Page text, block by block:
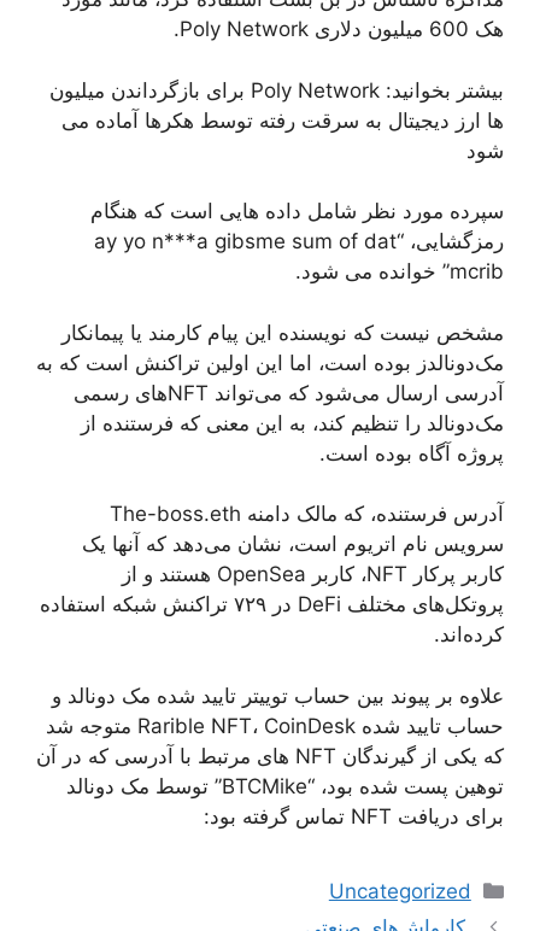
هک 600 میلیون دلاری Poly Network.
بیشتر بخوانید: Poly Network برای بازگرداندن میلیون
ها ارز دیجیتال به سرقت رفته توسط هکرها آماده می
شود
سپرده مورد نظر شامل داده هایی است که هنگام
رمزگشایی، “ay yo n***a gibsme sum of dat
mcrib” خوانده می شود.
مشخص نیست که نویسنده این پیام کارمند یا پیمانکار
مک‌دونالدز بوده است، اما این اولین تراکنش است که به
آدرسی ارسال می‌شود که می‌تواند NFT‌های رسمی
مک‌دونالد را تنظیم کند، به این معنی که فرستنده از
پروژه آگاه بوده است.
آدرس فرستنده، که مالک دامنه The-boss.eth
سرویس نام اتریوم است، نشان می‌دهد که آنها یک
کاربر پرکار NFT، کاربر OpenSea هستند و از
پروتکل‌های مختلف DeFi در ۷۲۹ تراکنش شبکه استفاده
کرده‌اند.
علاوه بر پیوند بین حساب توییتر تایید شده مک دونالد و
حساب تایید شده Rarible NFT، CoinDesk متوجه شد
که یکی از گیرندگان NFT های مرتبط با آدرسی که در آن
توهین پست شده بود، “BTCMike” توسط مک دونالد
برای دریافت NFT تماس گرفته بود:
دسته‌ها
Uncategorized
ناوبری